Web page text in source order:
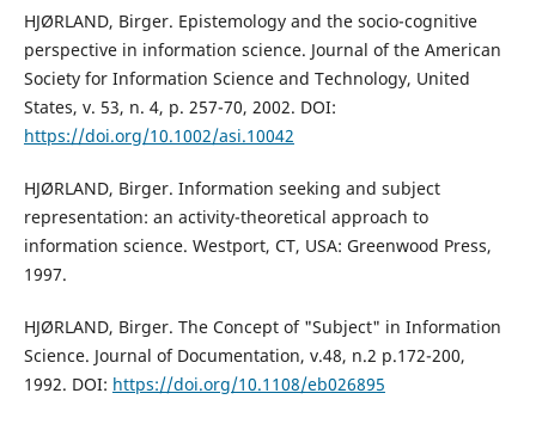
HJØRLAND, Birger. Epistemology and the socio-cognitive
perspective in information science. Journal of the American
Society for Information Science and Technology, United
States, v. 53, n. 4, p. 257-70, 2002. DOI:
https://doi.org/10.1002/asi.10042
HJØRLAND, Birger. Information seeking and subject
representation: an activity-theoretical approach to
information science. Westport, CT, USA: Greenwood Press,
1997.
HJØRLAND, Birger. The Concept of "Subject" in Information
Science. Journal of Documentation, v.48, n.2 p.172-200,
1992. DOI: https://doi.org/10.1108/eb026895